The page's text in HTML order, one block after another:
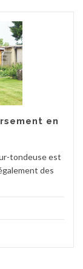
en
tondeuse est
des